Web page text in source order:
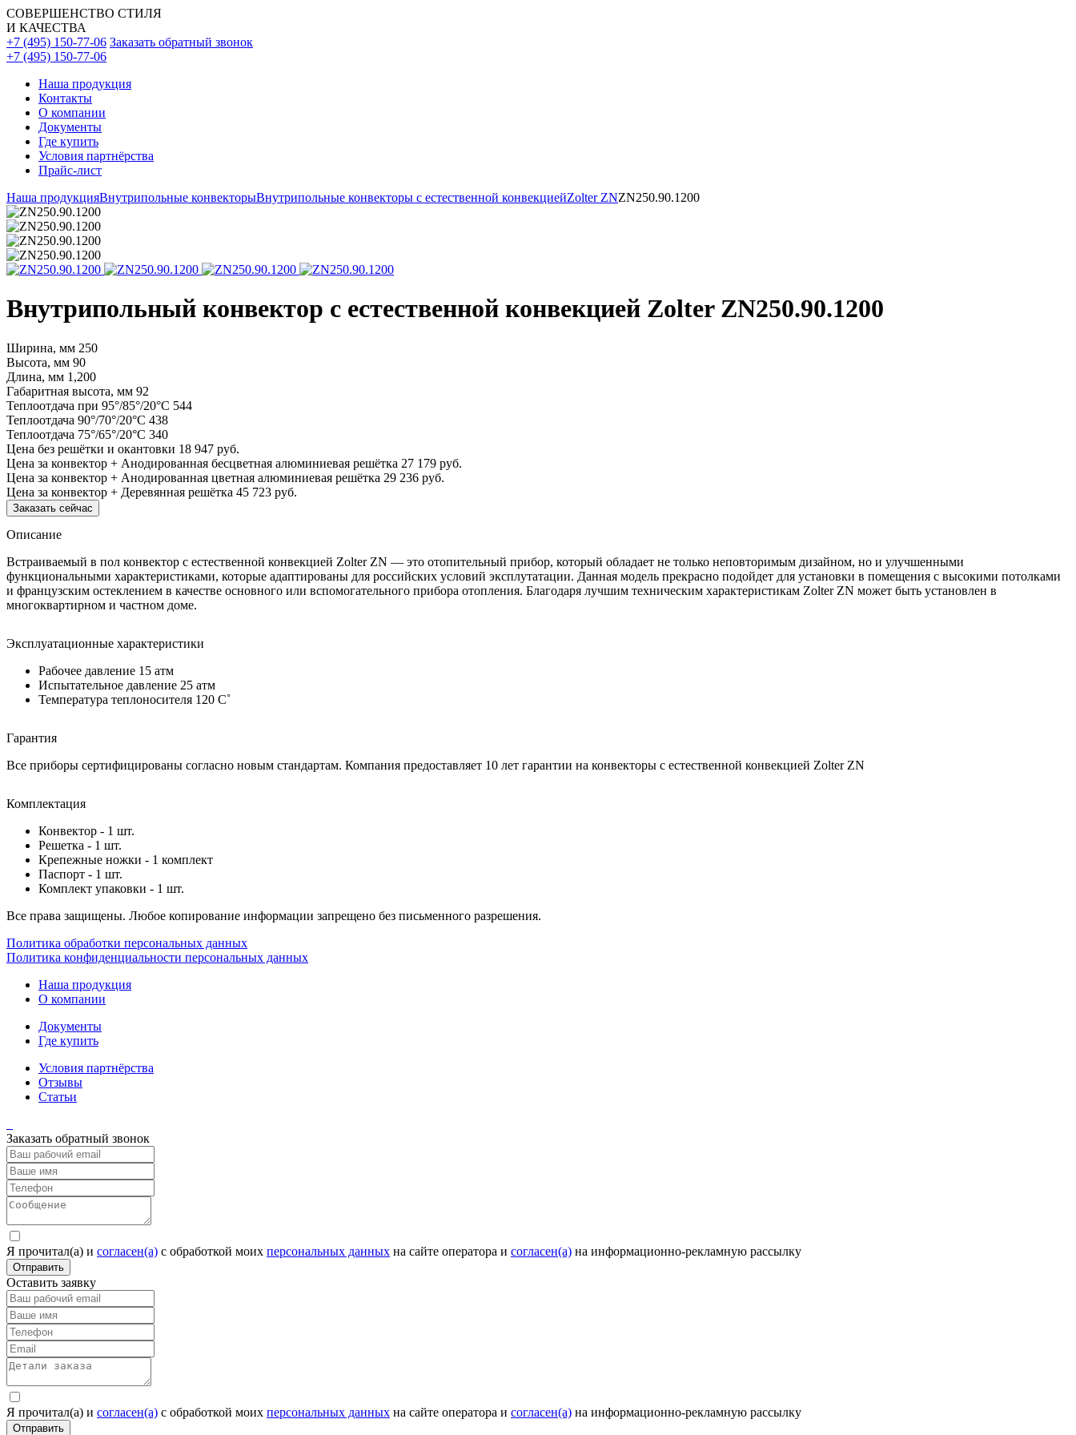
СОВЕРШЕНСТВО СТИЛЯ
И КАЧЕСТВА
+7 (495) 150-77-06 Заказать обратный звонок
+7 (495) 150-77-06
Наша продукция
Контакты
О компании
Документы
Где купить
Условия партнёрства
Прайс-лист
Наша продукцияВнутрипольные конвекторыВнутрипольные конвекторы с естественной конвекциейZolter ZNZN250.90.1200
Внутрипольный конвектор с естественной конвекцией Zolter ZN250.90.1200
Ширина, мм 250
Высота, мм 90
Длина, мм 1,200
Габаритная высота, мм 92
Теплоотдача при 95°/85°/20°С 544
Теплоотдача 90°/70°/20°С 438
Теплоотдача 75°/65°/20°С 340
Цена без решётки и окантовки 18 947 руб.
Цена за конвектор + Анодированная бесцветная алюминиевая решётка 27 179 руб.
Цена за конвектор + Анодированная цветная алюминиевая решётка 29 236 руб.
Цена за конвектор + Деревянная решётка 45 723 руб.
Заказать сейчас
Описание
Встраиваемый в пол конвектор с естественной конвекцией Zolter ZN — это отопительный прибор, который обладает не только неповторимым дизайном, но и улучшенными
функциональными характеристиками, которые адаптированы для российских условий эксплутатации. Данная модель прекрасно подойдет для установки в помещения с высокими потолками
и французским остеклением в качестве основного или вспомогательного прибора отопления. Благодаря лучшим техническим характеристикам Zolter ZN может быть установлен в
многоквартирном и частном доме.
Эксплуатационные характеристики
Рабочее давление 15 атм
Испытательное давление 25 атм
Температура теплоносителя 120 C˚
Гарантия
Все приборы сертифицированы согласно новым стандартам. Компания предоставляет 10 лет гарантии на конвекторы с естественной конвекцией Zolter ZN
Комплектация
Конвектор - 1 шт.
Решетка - 1 шт.
Крепежные ножки - 1 комплект
Паспорт - 1 шт.
Комплект упаковки - 1 шт.
Все права защищены. Любое копирование информации запрещено без письменного разрешения.
Политика обработки персональных данных
Политика конфиденциальности персональных данных
Наша продукция
О компании
Документы
Где купить
Условия партнёрства
Отзывы
Статьи
Заказать обратный звонок
Я прочитал(а) и согласен(а) c обработкой моих персональных данных на сайте оператора и согласен(а) на информационно-рекламную рассылку
Отправить
Оставить заявку
Я прочитал(а) и согласен(а) c обработкой моих персональных данных на сайте оператора и согласен(а) на информационно-рекламную рассылку
Отправить